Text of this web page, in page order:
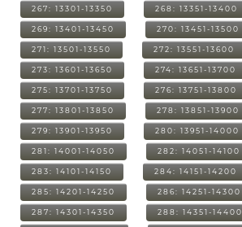
267: 13301-13350 268: 13351-13400
269: 13401-13450 270: 13451-13500
271: 13501-13550 272: 13551-13600
273: 13601-13650 274: 13651-13700
275: 13701-13750 276: 13751-13800
277: 13801-13850 278: 13851-13900
279: 13901-13950 280: 13951-14000
281: 14001-14050 282: 14051-14100
283: 14101-14150 284: 14151-14200
285: 14201-14250 286: 14251-14300
287: 14301-14350 288: 14351-14400